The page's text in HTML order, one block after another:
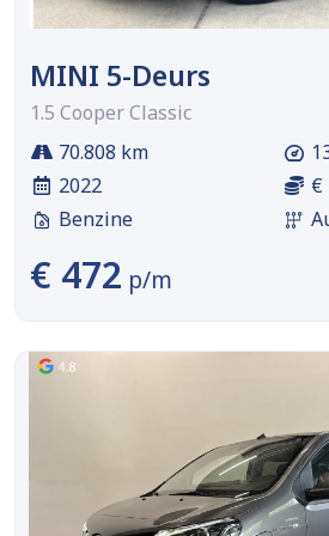
MINI 5-Deurs
1.5 Cooper Classic
70.808 km
2022
Benzine
€
€ 472 p/m